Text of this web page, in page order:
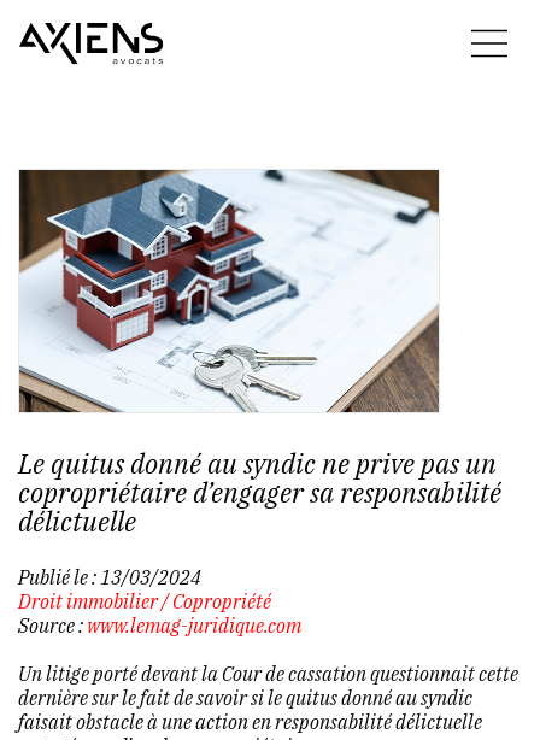
Le quitus donné au syndic ne prive pas un
copropriétaire d’engager sa responsabilité
délictuelle
Publié le : 13/03/2024
Droit immobilier/Copropriété
Source : www.lemag-juridique.com
Un litige porté devant la Cour de cassation questionnait cette
dernière sur le fait de savoir si le quitus donné au syndic
faisait obstacle à une action en responsabilité délictuelle